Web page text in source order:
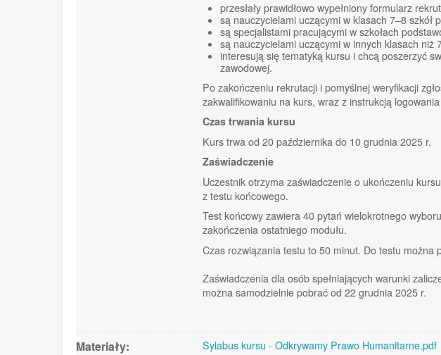
przesłały prawidłowo wypełniony formularz
są nauczycielami uczącymi w klasach 7–8 szkół
są specjalistami pracującymi w szkołach
są nauczycielami uczącymi w innych klasach niż
interesują się tematyką kursu i chcą poszerzyć
zawodowej.
Po zakończeniu rekrutacji i pomyślnej weryfikacji
zakwalifikowaniu na kurs, wraz z instrukcją
Czas trwania kursu
Kurs trwa od 20 października do 10 grudnia 2025 r.
Zaświadczenie
Uczestnik otrzyma zaświadczenie o ukończeniu
z testu końcowego.
Test końcowy zawiera 40 pytań wielokrotnego
zakończenia ostatniego modułu.
Czas rozwiązania testu to 50 minut. Do testu można
Zaświadczenia dla osób spełniających warunki
można samodzielnie pobrać od 22 grudnia 2025 r.
Materiały: Sylabus kursu - Odkrywamy Prawo Humanitarne.pdf